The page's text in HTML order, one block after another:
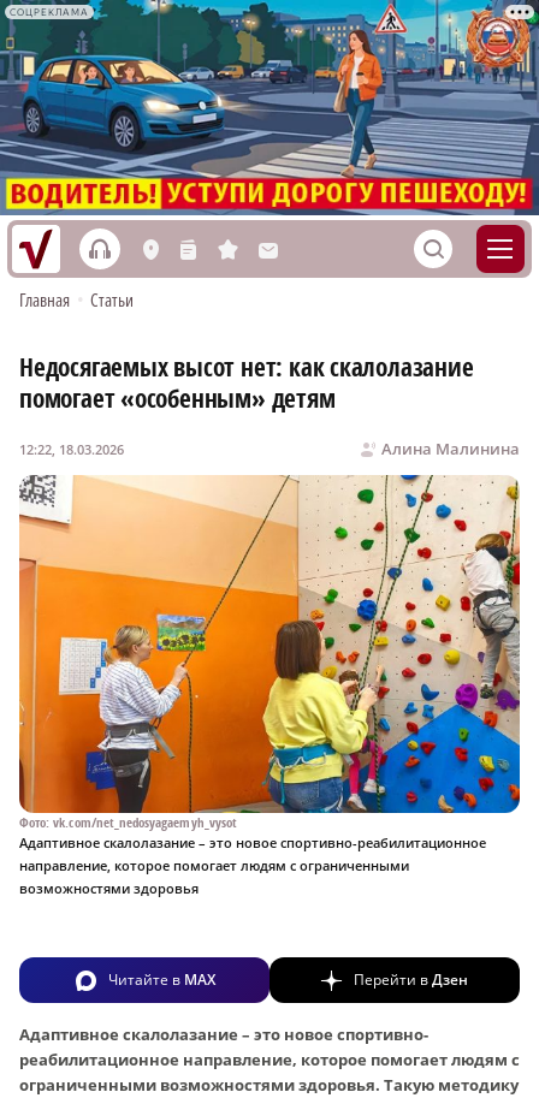
СОЦРЕКЛАМА
h L n s M S
Главная • Статьи
Недосягаемых высот нет: как скалолазание
помогает «особенным» детям
Алина Малинина
12:22, 18.03.2026
Фото: vk.com/net_nedosyagaemyh_vysot
Адаптивное скалолазание – это новое спортивно-реабилитационное
направление, которое помогает людям с ограниченными
возможностями здоровья
Читайте в MAX Перейти вДзен
Адаптивное скалолазание – это новое спортивно-
реабилитационное направление, которое помогает людям с
ограниченными возможностями здоровья. Такую методику